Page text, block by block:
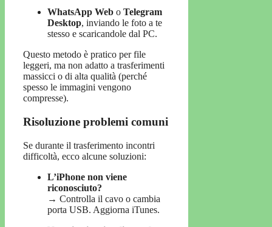
WhatsApp Web o Telegram
Desktop, inviando le foto a te
stesso e scaricandole dal PC.
Questo metodo è pratico per file
leggeri, ma non adatto a trasferimenti
massicci o di alta qualità (perché
spesso le immagini vengono
compresse).
Risoluzione problemi comuni
Se durante il trasferimento incontri
difficoltà, ecco alcune soluzioni:
L’iPhone non viene
riconosciuto?
→ Controlla il cavo o cambia
porta USB. Aggiorna iTunes.